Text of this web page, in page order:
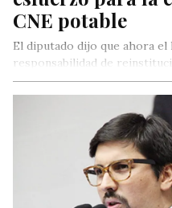
CNE potable
El diputado dijo que ahora
responsabilidad de
confianza a los venezolanos.